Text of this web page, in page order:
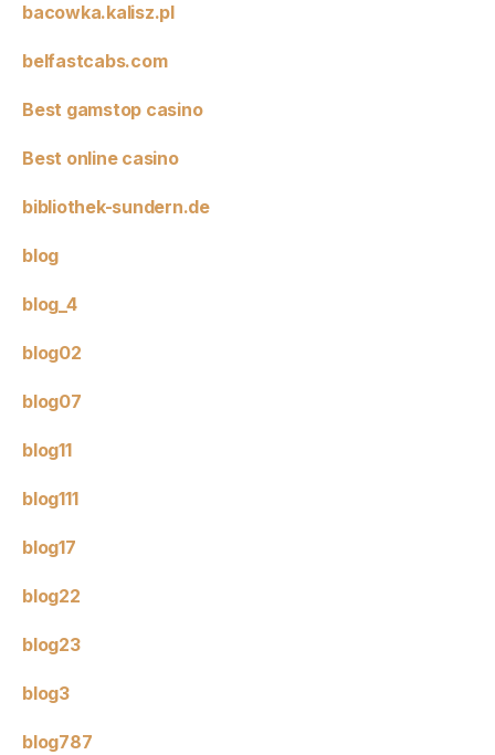
bacowka.kalisz.pl
belfastcabs.com
Best gamstop casino
Best online casino
bibliothek-sundern.de
blog
blog_4
blog02
blog07
blog11
blog111
blog17
blog22
blog23
blog3
blog787